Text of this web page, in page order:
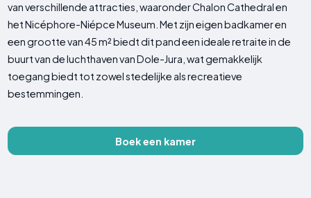
van verschillende attracties, waaronder Chalon Cathedral en
het Nicéphore-Niépce Museum. Met zijn eigen badkamer en
een grootte van 45 m² biedt dit pand een ideale retraite in de
buurt van de luchthaven van Dole-Jura, wat gemakkelijk
toegang biedt tot zowel stedelijke als recreatieve
bestemmingen.
Boek een kamer